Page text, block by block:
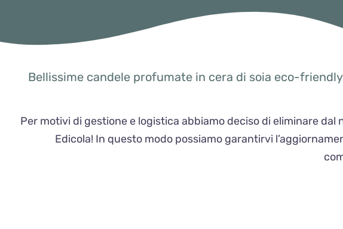
Bellissime candele profumate in cera di soia eco-
Per motivi di gestione e logistica abbiamo deciso di eliminare
Edicola! In questo modo possiamo garantirvi